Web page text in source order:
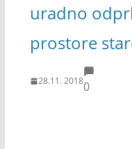
uradno
prostore
28.11. 20180